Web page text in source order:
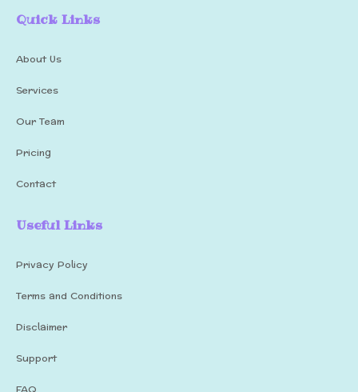
Quick Links
About Us
Services
Our Team
Pricing
Contact
Useful Links
Privacy Policy
Terms and Conditions
Disclaimer
Support